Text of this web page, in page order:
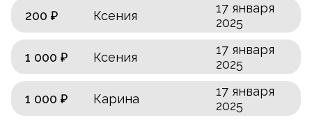
200 ₽ Ксения
17 января
2025
1 000 ₽ Ксения
17 января
2025
1 000 ₽ Карина
17 января
2025